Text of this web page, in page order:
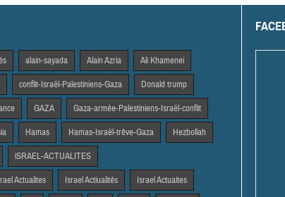
alain-sayada Alain Azria Ali Khamenei
conflit-Israël-Palestiniens-Gaza Donald trump
GAZA Gaza-armée-Palestiniens-Israël-conflit
Hamas Hamas-Israël-trêve-Gaza Hezbollah
iSRAEL-ACTUALITES
Actualites Israel Actiualités Israel Actuaites